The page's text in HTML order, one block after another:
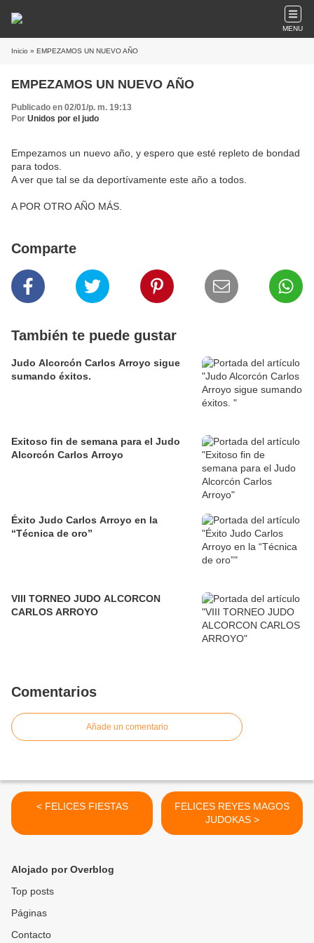
MENU
Inicio » EMPEZAMOS UN NUEVO AÑO
EMPEZAMOS UN NUEVO AÑO
Publicado en 02/01/p. m. 19:13
Por Unidos por el judo
Empezamos un nuevo año, y espero que esté repleto de bondad
para todos.
A ver que tal se da deportívamente este año a todos.
A POR OTRO AÑO MÁS.
Comparte
También te puede gustar
Judo Alcorcón Carlos Arroyo sigue
sumando éxitos.
Exitoso fin de semana para el Judo
Alcorcón Carlos Arroyo
Éxito Judo Carlos Arroyo en la
“Técnica de oro”
VIII TORNEO JUDO ALCORCON
CARLOS ARROYO
Comentarios
Añade un comentario
< FELICES FIESTAS
FELICES REYES MAGOS
JUDOKAS >
Alojado por Overblog
Top posts
Páginas
Contacto